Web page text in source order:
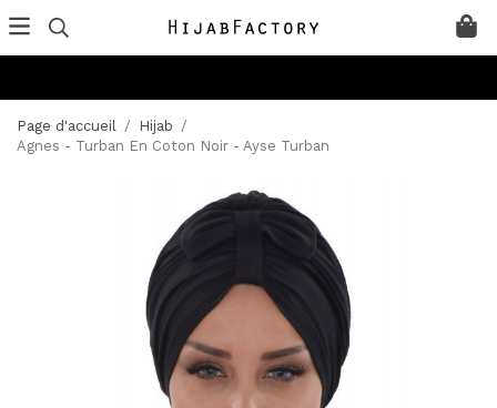
Page d'accueil / Hijab /
Agnes - Turban En Coton Noir - Ayse Turban